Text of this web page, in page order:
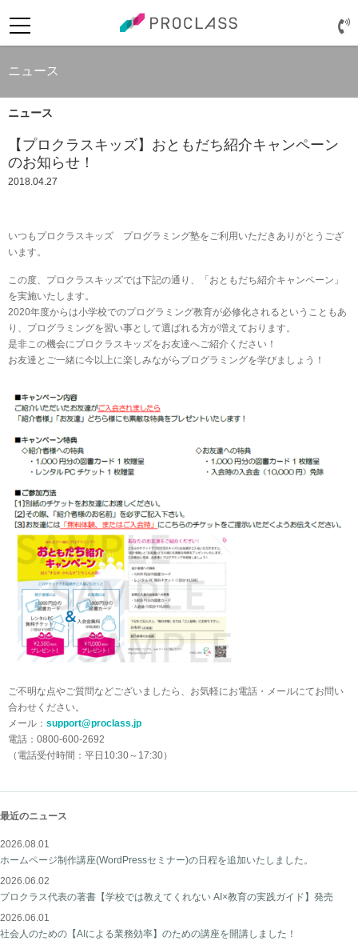
ログイン
ニュース
ニュース
【プロクラスキッズ】おともだち紹介キャンペーン
のお知らせ！
2018.04.27
いつもプロクラスキッズ プログラミング塾をご利用いただきありがとうござ
います。
この度、プロクラスキッズでは下記の通り、「おともだち紹介キャンペーン」
を実施いたします。
2020年度からは小学校でのプログラミング教育が必修化されるということもあ
り、プログラミングを習い事として選ばれる方が増えております。
是非この機会にプロクラスキッズをお友達へご紹介ください！
お友達とご一緒に今以上に楽しみながらプログラミングを学びましょう！
ご不明な点やご質問などございましたら、お気軽にお電話・メールにてお問い
合わせください。
メール： support@proclass.jp
電話：0800-600-2692
（電話受付時間：平日10:30～17:30）
最近のニュース
2026.08.01
ホームページ制作講座(WordPressセミナー)の日程を追加いたしました。
2026.06.02
プロクラス代表の著書【学校では教えてくれない AI×教育の実践ガイド】発売
2026.06.01
社会人のための【AIによる業務効率】のための講座を開講しました！